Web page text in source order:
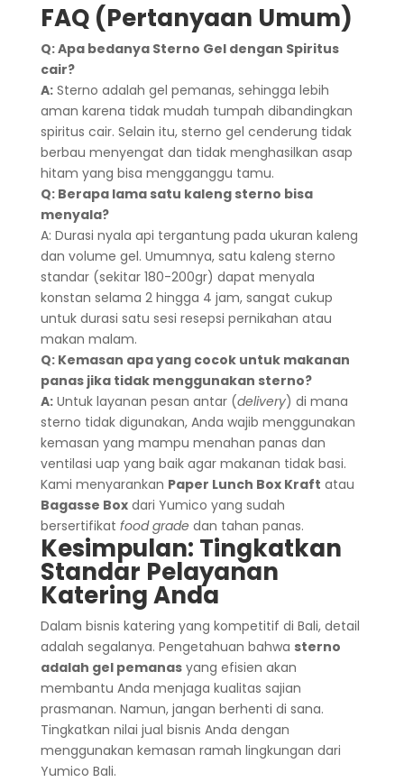
FAQ (Pertanyaan Umum)
Q: Apa bedanya Sterno Gel dengan Spiritus
cair?
A:Sterno adalah gel pemanas, sehingga lebih
aman karena tidak mudah tumpah dibandingkan
spiritus cair. Selain itu, sterno gel cenderung tidak
berbau menyengat dan tidak menghasilkan asap
hitam yang bisa mengganggu tamu.
Q: Berapa lama satu kaleng sterno bisa
menyala?
A: Durasi nyala api tergantung pada ukuran kaleng
dan volume gel. Umumnya, satu kaleng sterno
standar (sekitar 180-200gr) dapat menyala
konstan selama 2 hingga 4 jam, sangat cukup
untuk durasi satu sesi resepsi pernikahan atau
makan malam.
Q: Kemasan apa yang cocok untuk makanan
panas jika tidak menggunakan sterno?
A:Untuk layanan pesan antar (delivery) di mana
sterno tidak digunakan, Anda wajib menggunakan
kemasan yang mampu menahan panas dan
ventilasi uap yang baik agar makanan tidak basi.
Kami menyarankan Paper Lunch Box Kraft atau
Bagasse Boxdari Yumico yang sudah
bersertifikat food grade dan tahan panas.
Kesimpulan: Tingkatkan
Standar Pelayanan
Katering Anda
Dalam bisnis katering yang kompetitif di Bali, detail
adalah segalanya. Pengetahuan bahwa sterno
adalah gel pemanasyang efisien akan
membantu Anda menjaga kualitas sajian
prasmanan. Namun, jangan berhenti di sana.
Tingkatkan nilai jual bisnis Anda dengan
menggunakan kemasan ramah lingkungan dari
Yumico Bali.